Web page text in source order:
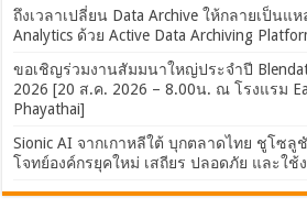
ถึงเวลาเปลี่ยน Data Archive ให้กลายเป็น
Analytics ด้วย Active Data Archiving
ขอเชิญร่วมงานสัมมนาใหญ่ประจำปี
2026 [20 ส.ค. 2026 – 8.00น. ณ โรงแรม
Phayathai]
Sionic AI จากเกาหลีใต้ บุกตลาดไทย ชูโซลู
โจทย์องค์กรยุคใหม่ เสถียร ปลอดภัย และใช้